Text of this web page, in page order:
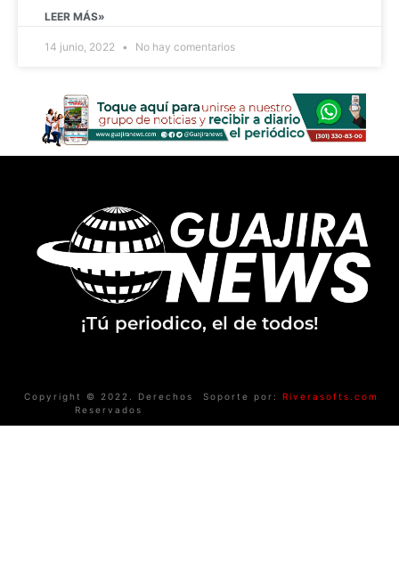
LEER MÁS»
14 junio, 2022 No hay comentarios
¡Tú periodico, el de todos!
Copyright © 2022. Derechos
Reservados
Soporte por: Riverasofts.com